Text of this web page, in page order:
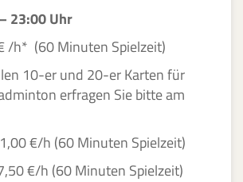
23:00 Uhr
/h* (60 Minuten Spielzeit)
10-er und 20-er Karten für
erfragen Sie bitte am
€/h (60 Minuten Spielzeit)
€/h (60 Minuten Spielzeit)